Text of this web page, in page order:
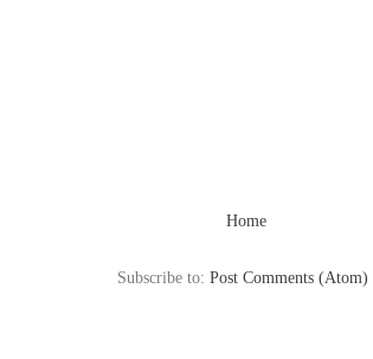
Home
Subscribe to: Post Comments (Atom)